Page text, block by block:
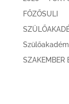
FŐZŐSULI
SZAKEMBER